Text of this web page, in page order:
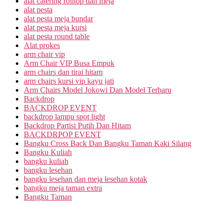
alat pesta
alat pesta meja bundar
alat pesta meja kursi
alat pesta round table
Alat prokes
arm chair vip
Arm Chair VIP Busa Empuk
arm chairs dan tirai hitam
arm chairs kursi vip kayu jati
Arm Chairs Model Jokowi Dan Model Terbaru
Backdrop
BACKDROP EVENT
backdrop lampu spot light
Backdrop Partisi Putih Dan Hitam
BACKDRPOP EVENT
Bangku Cross Back Dan Bangku Taman Kaki Silang
Bangku Kuliah
bangku kuliah
bangku lesehan
bangku lesehan dan meja lesehan kotak
bangku meja taman extra
Bangku Taman